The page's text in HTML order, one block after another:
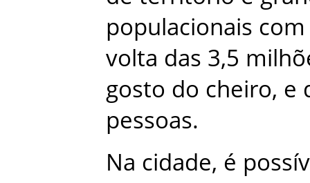
populacionais com
volta das 3,5
gosto do cheiro, e
pessoas.
Na cidade, é